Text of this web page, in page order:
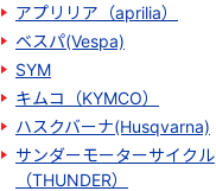
アプリリア（aprilia）
ベスパ(Vespa)
SYM
キムコ（KYMCO）
ハスクバーナ(Husqvarna)
サンダーモーターサイクル
（THUNDER）